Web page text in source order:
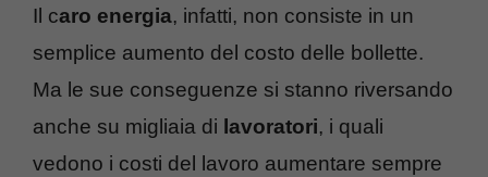
Il caro energia, infatti, non consiste in un
semplice aumento del costo delle bollette.
Ma le sue conseguenze si stanno riversando
anche su migliaia di lavoratori, i quali
vedono i costi del lavoro aumentare sempre